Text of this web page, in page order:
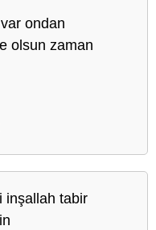
ondan
olsun zaman
inşallah tabir